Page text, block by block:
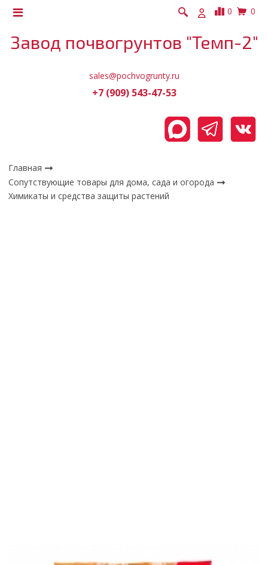
0 0
Завод почвогрунтов "Темп-2"
sales@pochvogrunty.ru
+7 (909) 543-47-53
Главная
Сопутствующие товары для дома, сада и огорода
Химикаты и средства защиты растений